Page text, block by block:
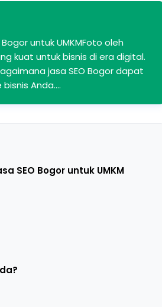
untuk UMKMFoto oleh
kuat untuk bisnis di era digital.
jasa SEO Bogor dapat
Anda.…
SEO Bogor untuk UMKM